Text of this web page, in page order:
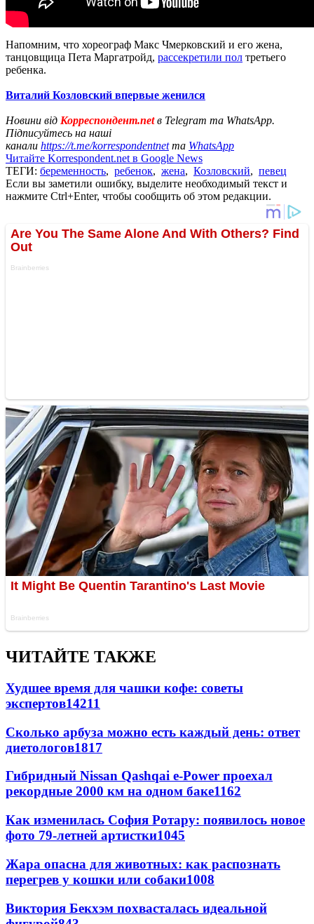
Напомним, что хореограф Макс Чмерковский и его жена,
танцовщица Пета Маргатройд, рассекретили пол третьего
ребенка.
Виталий Козловский впервые женился
Новини від Корреспондент.netв Telegram та WhatsApp.
Підписуйтесь на наші
канали https://t.me/korrespondentnetта WhatsApp
Читайте Korrespondent.net в Google News
ТЕГИ: беременность, ребенок, жена, Козловский, певец
Если вы заметили ошибку, выделите необходимый текст и
нажмите Ctrl+Enter, чтобы сообщить об этом редакции.
ЧИТАЙТЕ ТАКЖЕ
Худшее время для чашки кофе: советы
экспертов14211
Сколько арбуза можно есть каждый день: ответ
диетологов1817
Гибридный Nissan Qashqai e-Power проехал
рекордные 2000 км на одном баке1162
Как изменилась София Ротару: появилось новое
фото 79-летней артистки1045
Жара опасна для животных: как распознать
перегрев у кошки или собаки1008
Виктория Бекхэм похвасталась идеальной